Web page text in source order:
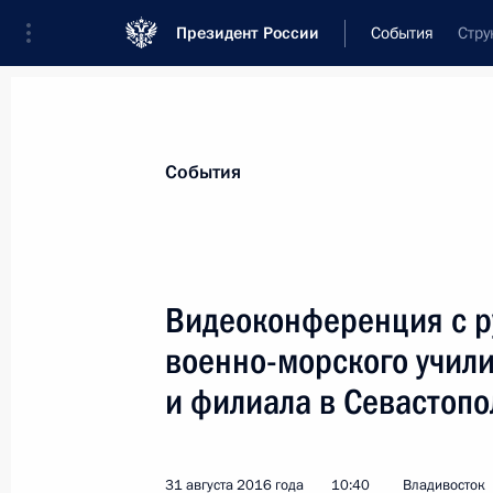
Президент России События
Новости
Послания Федеральному Собранию
Заявления по важнейшим вопросам
Совещания, заседания, рабочие встречи
События
Видеоконференция с
военно-морского
и филиала в
31 августа 2016 года 10:40 Владивосток